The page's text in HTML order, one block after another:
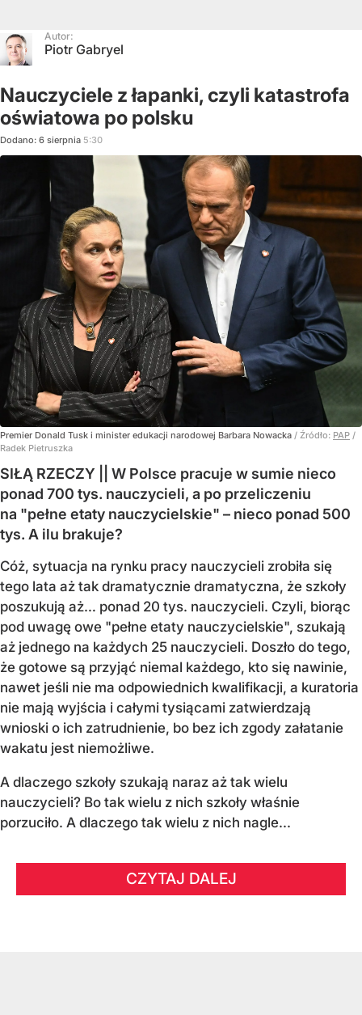
Autor:
Piotr Gabryel
Nauczyciele z łapanki, czyli katastrofa
oświatowa po polsku
Dodano: 6 sierpnia 5:30
Premier Donald Tusk i minister edukacji narodowej Barbara Nowacka / Źródło: PAP /
Radek Pietruszka
SIŁĄ RZECZY || W Polsce pracuje w sumie nieco
ponad 700 tys. nauczycieli, a po przeliczeniu
na "pełne etaty nauczycielskie" – nieco ponad 500
tys. A ilu brakuje?
Cóż, sytuacja na rynku pracy nauczycieli zrobiła się
tego lata aż tak dramatycznie dramatyczna, że szkoły
poszukują aż… ponad 20 tys. nauczycieli. Czyli, biorąc
pod uwagę owe "pełne etaty nauczycielskie", szukają
aż jednego na każdych 25 nauczycieli. Doszło do tego,
że gotowe są przyjąć niemal każdego, kto się nawinie,
nawet jeśli nie ma odpowiednich kwalifikacji, a kuratoria
nie mają wyjścia i całymi tysiącami zatwierdzają
wnioski o ich zatrudnienie, bo bez ich zgody załatanie
wakatu jest niemożliwe.
A dlaczego szkoły szukają naraz aż tak wielu
nauczycieli? Bo tak wielu z nich szkoły właśnie
porzuciło. A dlaczego tak wielu z nich nagle...
CZYTAJ DALEJ